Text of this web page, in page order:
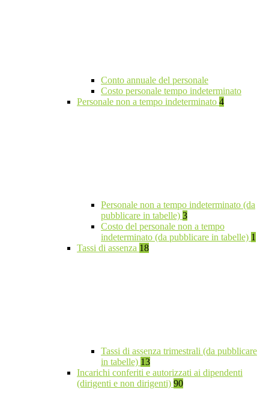
Conto annuale del personale
Costo personale tempo indeterminato
Personale non a tempo indeterminato 4
Personale non a tempo indeterminato (da
pubblicare in tabelle) 3
Costo del personale non a tempo
indeterminato (da pubblicare in tabelle) 1
Tassi di assenza 18
Tassi di assenza trimestrali (da pubblicare
in tabelle) 13
Incarichi conferiti e autorizzati ai dipendenti
(dirigenti e non dirigenti) 90